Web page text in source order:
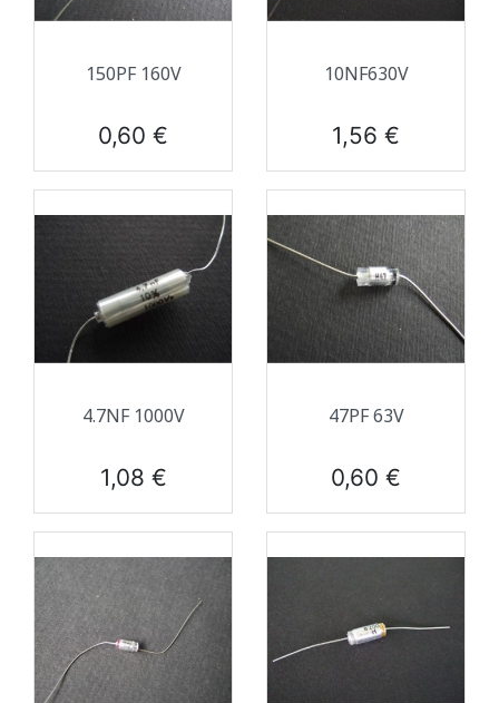
150PF 160V
Prix
0,60 €
10NF630V
Prix
1,56 €
4.7NF 1000V
Prix
1,08 €
47PF 63V
Prix
0,60 €